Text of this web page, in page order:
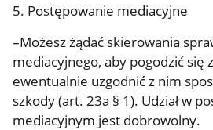
5. Postępowanie mediacyjne
–Możesz żądać skierowania
mediacyjnego, aby pogodzić się
ewentualnie uzgodnić z nim
szkody (art. 23a § 1). Udział w
mediacyjnym jest dobrowolny.